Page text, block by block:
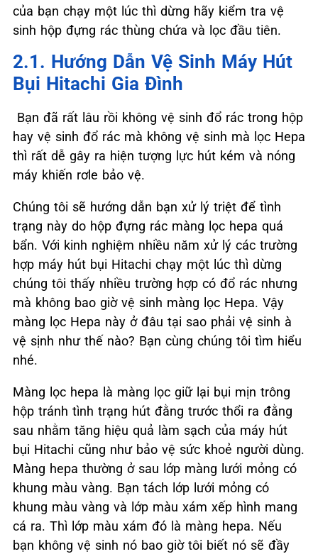
của bạn chạy một lúc thì dừng hãy kiểm tra vệ
sinh hộp đựng rác thùng chứa và lọc đầu tiên.
2.1. Hướng Dẫn Vệ Sinh Máy Hút
Bụi Hitachi Gia Đình
Bạn đã rất lâu rồi không vệ sinh đổ rác trong hộp
hay vệ sinh đổ rác mà không vệ sinh mà lọc Hepa
thì rất dễ gây ra hiện tượng lực hút kém và nóng
máy khiến rơle bảo vệ.
Chúng tôi sẽ hướng dẫn bạn xử lý triệt để tình
trạng này do hộp đựng rác màng lọc hepa quá
bẩn. Với kinh nghiệm nhiều năm xử lý các trường
hợp máy hút bụi Hitachi chạy một lúc thì dừng
chúng tôi thấy nhiều trường hợp có đổ rác nhưng
mà không bao giờ vệ sinh màng lọc Hepa. Vậy
màng lọc Hepa này ở đâu tại sao phải vệ sinh à
vệ sịnh như thế nào? Bạn cùng chúng tôi tìm hiểu
nhé.
Màng lọc hepa là màng lọc giữ lại bụi mịn trông
hộp tránh tình trạng hút đằng trước thổi ra đằng
sau nhằm tăng hiệu quả làm sạch của máy hút
bụi Hitachi cũng như bảo vệ sức khoẻ người dùng.
Màng hepa thường ở sau lớp màng lưới mỏng có
khung màu vàng. Bạn tách lớp lưới mỏng có
khung màu vàng và lớp màu xám xếp hình mang
cá ra. Thì lớp màu xám đó là màng hepa. Nếu
bạn không vệ sinh nó bao giờ tôi biết nó sẽ đầy